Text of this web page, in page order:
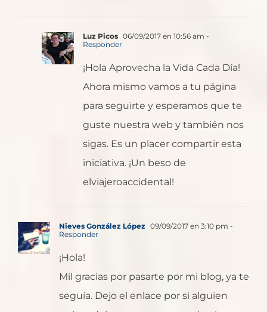
Luz Picos 06/09/2017 en 10:56 am -
Responder
¡Hola Aprovecha la Vida Cada Día!
Ahora mismo vamos a tu página
para seguirte y esperamos que te
guste nuestra web y también nos
sigas. Es un placer compartir esta
iniciativa. ¡Un beso de
elviajeroaccidental!
Nieves González López 09/09/2017 en 3:10 pm -
Responder
¡Hola!
Mil gracias por pasarte por mi blog, ya te
seguía. Dejo el enlace por si alguien